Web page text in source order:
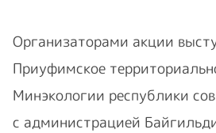
Организаторами акции
Приуфимское
Минэкологии республики
с администрацией